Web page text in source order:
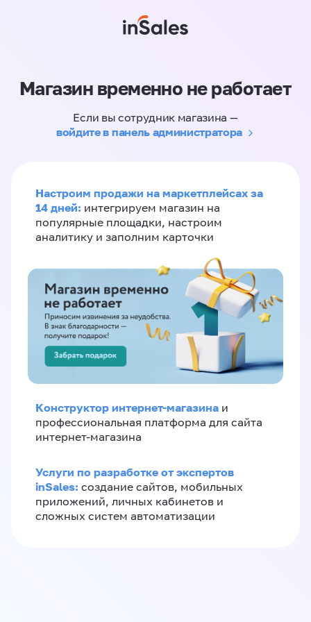
Магазин временно не работает
Если вы сотрудник магазина —
войдите в панель администратора
Настроим продажи на маркетплейсах за
14 дней: интегрируем магазин на
популярные площадки, настроим
аналитику и заполним карточки
Конструктор интернет-магазина и
профессиональная платформа для сайта
интернет-магазина
Услуги по разработке от экспертов
inSales: создание сайтов, мобильных
приложений, личных кабинетов и
сложных систем автоматизации